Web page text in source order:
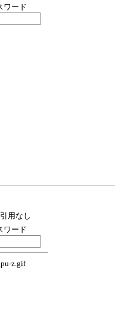
ワード
引用なし
ワード
z.gif